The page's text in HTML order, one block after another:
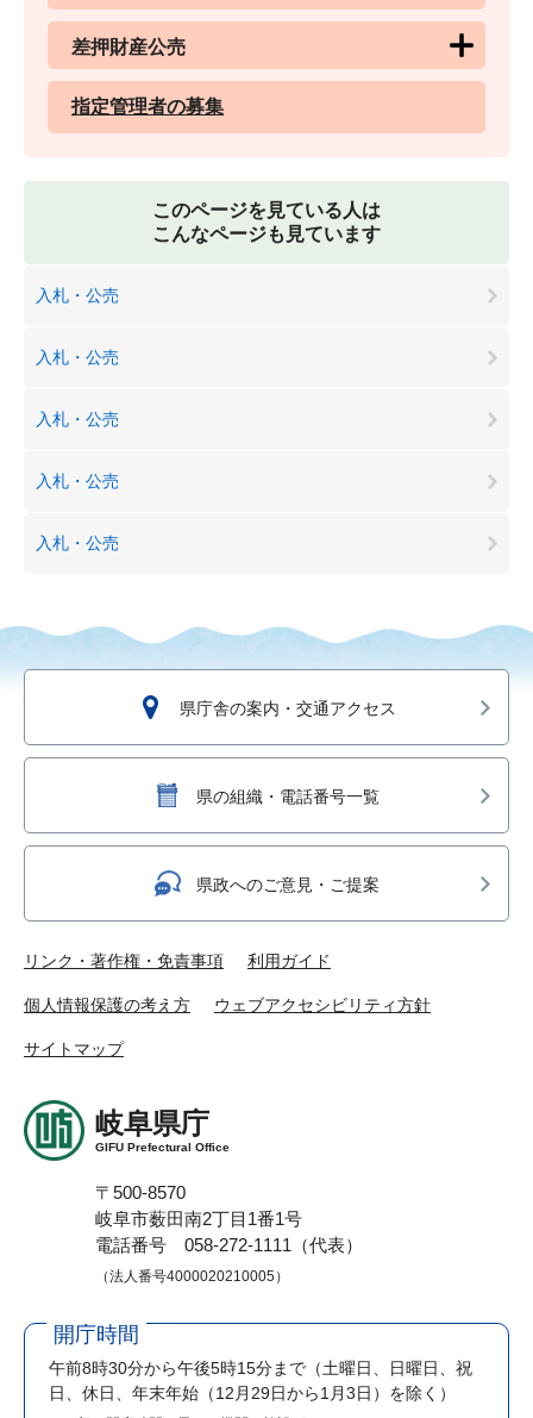
差押財産公売
指定管理者の募集
このページを見ている人は
こんなページも見ています
入札・公売
入札・公売
入札・公売
入札・公売
入札・公売
県庁舎の案内・交通アクセス
県の組織・電話番号一覧
県政へのご意見・ご提案
リンク・著作権・免責事項 利用ガイド
個人情報保護の考え方 ウェブアクセシビリティ方針
サイトマップ
岐阜県庁
GIFU Prefectural Office
〒500-8570
岐阜市薮田南2丁目1番1号
電話番号 058-272-1111（代表）
（法人番号4000020210005）
開庁時間
午前8時30分から午後5時15分まで （土曜日、日曜日、祝
日、休日、年末年始（12月29日から1月3日）を除く）